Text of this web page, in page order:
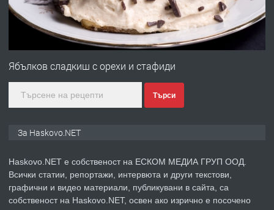
преди 2 дни
Продавам парцел в гр. Хасково кв.
асфалт 0889 537 426
преди 2 дни
ПРЕДЛАГА
Ябълков сладкиш с орехи и стафиди
Търси
За Haskovo.NET
Haskovo.NET е собственост на ЕСКОМ МЕДИА ГРУП ООД.
Всички статии, репортажи, интервюта и други текстови,
графични и видео материали, публикувани в сайта, са
собственост на Haskovo.NET, освен ако изрично е посочено